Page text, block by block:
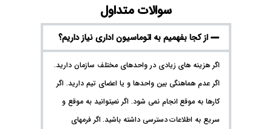
سوالات متداول
از کجا بفهمیم به اتوماسیون اداری نیاز داریم؟
اگر هزینه های زیادی در واحدهای مختلف سازمان دارید.
اگر عدم هماهنگی بین واحدها و یا اعضای تیم دارید. اگر
کارها به موقع انجام نمی شود. اگر نمیتوانید به موقع و
سریع به اطلاعات دسترسی داشته باشید. اگر فرمهای